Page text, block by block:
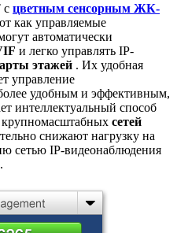
с цветным сенсорным ЖК-
как управляемые
автоматически
и легко управлять IP-
этажей . Их удобная
управление
удобным и эффективным,
интеллектуальный способ
сетей
снижают нагрузку на
сетью IP-видеонаблюдения